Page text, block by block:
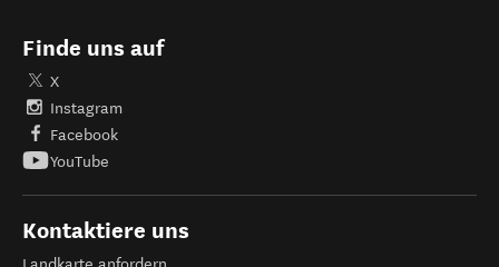
Finde uns auf
X
Instagram
Facebook
YouTube
Kontaktiere uns